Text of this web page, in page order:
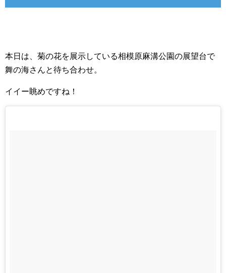
本日は、菊の花を展示している相模原麻溝公園の展望台で
舞の海さんと待ち合わせ。
イイー眺めですね！